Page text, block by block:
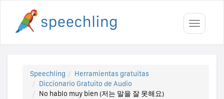
Toggle
Speechling
Herramientas gratuitas
Diccionario Gratuito de Audio
No hablo muy bien (저는 말을 잘 못해요)